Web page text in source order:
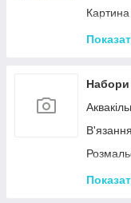
Гра
Різні
Мафія
Шахи і
Набори
Розпис
Алмазна
Набори